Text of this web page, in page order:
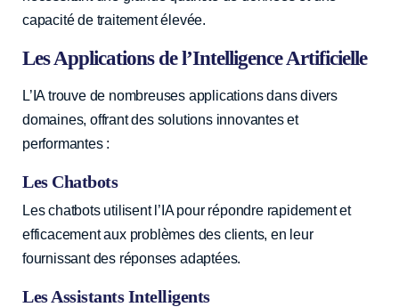
capacité de traitement élevée.
Les Applications de l’Intelligence Artificielle
L’IA trouve de nombreuses applications dans divers
domaines, offrant des solutions innovantes et
performantes :
Les Chatbots
Les chatbots utilisent l’IA pour répondre rapidement et
efficacement aux problèmes des clients, en leur
fournissant des réponses adaptées.
Les Assistants Intelligents